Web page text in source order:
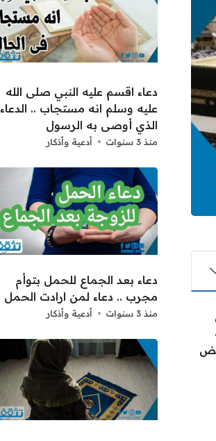
دعاء اقسم عليه النبي صلى الله
عليه وسلم انه مستجاب .. الدعاء
الذي أوصى به الرسول
منذ 3 سنوات أدعية وأذكار
دعاء بعد الجماع للحمل بتوأم
مجرب .. دعاء لمن ارادت الحمل
منذ 3 سنوات أدعية وأذكار